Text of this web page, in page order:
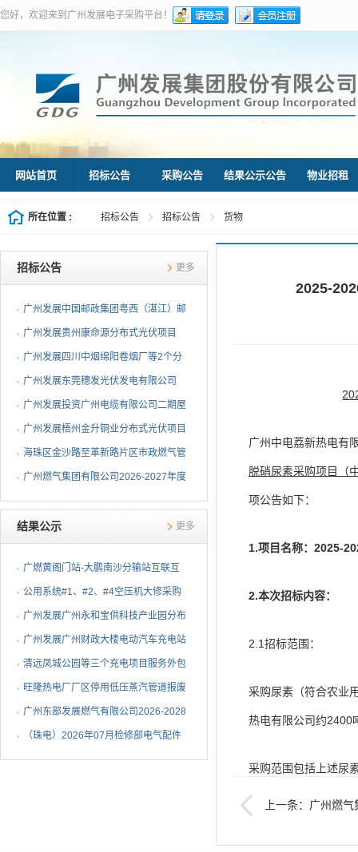
您好，欢迎来到广州发展电子采购平台！
网站首页 招标公告 采购公告 结果公示公告 物业招租
所在位置 : 招标公告 招标公告 货物
2025-
广州中电荔新热电有
脱硝尿素采购项目（
项公告如下：
1.项目名称： 2025-
2.本次招标内容：
2.1招标范围：
采购尿素（符合农业
热电有限公司约2400
采购范围包括上述尿
等。
详细内容见招标文件
上一条：广州燃
招标公告 更多
广州发展中国邮政集团粤西（湛江）邮
件处理中心等3个分布...
广州发展贵州康命源分布式光伏项目
EPC总承包（第二次招标...
广州发展四川中烟绵阳卷烟厂等2个分
布式光伏项目EPC总承包...
广州发展东莞穗发光伏发电有限公司
（广州港新沙港务有限公...
广州发展投资广州电缆有限公司二期屋
顶分布式光伏项目EPC...
广州发展梧州金升铜业分布式光伏项目
EPC总承包招标公告
海珠区金沙路至革新路片区市政燃气管
网更新工程招标公告
广州燃气集团有限公司2026-2027年度
燃气用埋地聚乙烯（PE1...
结果公示 更多
广燃黄阁门站-大鹏南沙分输站互联互
通改造安全评价及职业...
公用系统#1、#2、#4空压机大修采购
结果公告
⼴州发展⼴州永和宝供科技产业园分布
式光伏项⽬可⾏性研究...
广州发展广州财政大楼电动汽车充电站
项目采购结果公告
清远凤城公园等三个充电项目服务外包
项目采购结果公告
旺隆热电厂厂区停用低压蒸汽管道报废
拆除及废旧物资处置项...
广州东部发展燃气有限公司2026-2028
年非开挖燃气管道精确...
（珠电）2026年07月检修部电气配件
1批成交候选人公示